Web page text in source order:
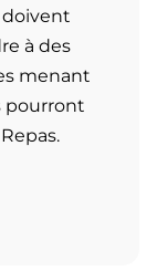
doivent
à des
menant
pourront